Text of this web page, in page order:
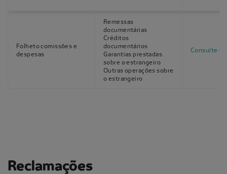
Folheto comissões e
despesas
Remessas
documentárias
Créditos
documentários
Garantias prestadas
sobre o estrangeiro
Outras operações sobre
o estrangeiro
Consulte o
Reclamações